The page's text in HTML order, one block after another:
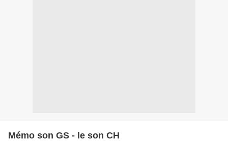
Mémo son GS - le son CH